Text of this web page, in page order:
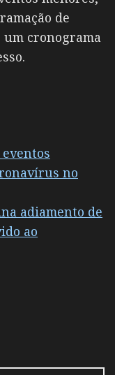
de
cronograma
no
adiamento de
ao